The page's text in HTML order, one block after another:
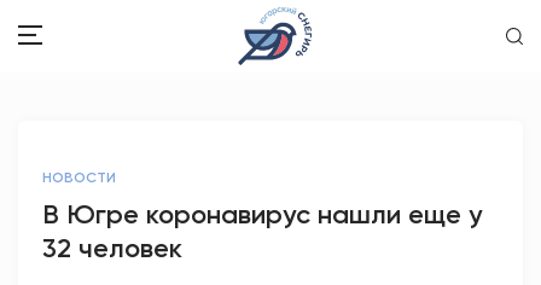
НОВОСТИ
В Югре коронавирус нашли еще у
32 человек